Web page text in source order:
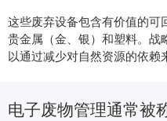
这些废弃设备包含有价值的可
贵金属（金、银）和塑料。战
以通过减少对自然资源的依赖
电子废物管理通常被